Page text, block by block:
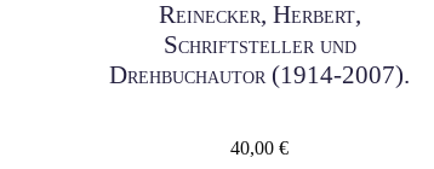
Reinecker, Herbert,
Schriftsteller und
Drehbuchautor (1914-2007).
40,00€